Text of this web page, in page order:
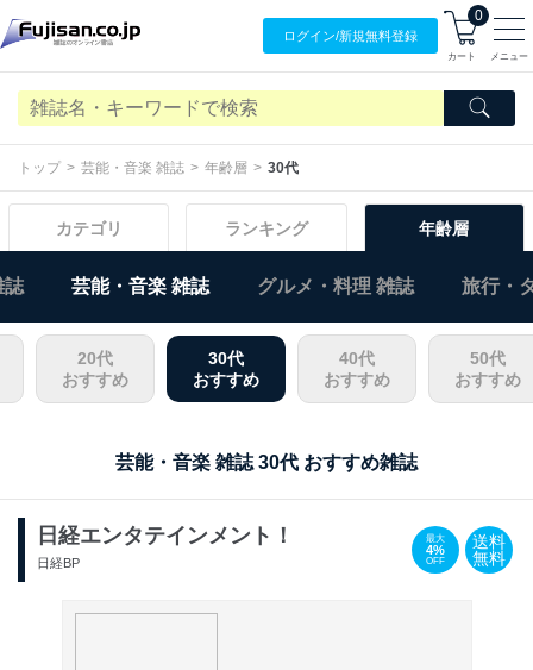
ログイン/新規無料登録
0
カート メニュー
トップ 芸能・音楽 雑誌 年齢層 30代
カテゴリ ランキング 年齢層
誌 芸能・音楽 雑誌 グルメ・料理 雑誌 旅行・
20代
おすすめ
30代
おすすめ
40代
おすすめ
50代
おすすめ
芸能・音楽 雑誌 30代 おすすめ雑誌
日経エンタテインメント！
日経BP
最大
4%
OFF
送料
無料